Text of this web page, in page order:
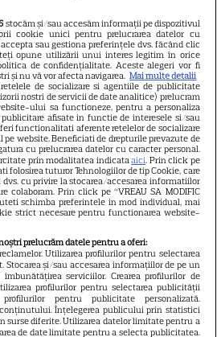
pentru femei
GSP
mondene
Avantaje
Elle
Unica
practice
NE PE
– Toate Drepturile rezervate
stocăm și/sau accesăm informații pe dispozitivul
cookie unici pentru prelucrarea datelor cu
sau gestiona preferințele dvs. făcând clic
opune utilizării unui interes legitim în orice
de confidențialitate. Aceste alegeri vor fi
și nu vă vor afecta navigarea. Mai multe detalii
de socializare si agentiile de publicitate
nostri de servicii de date analitice) prelucram
ului sa functioneze, pentru a personaliza
afisate in functie de interesele si/sau
functionalitati aferente retelelor de socializare
website. Beneficiati de drepturile prevazute de
cu prelucrarea datelor cu caracter personal.
prin modalitatea indicataaici. Prin click pe
folosirea tuturor Tehnologiilor de tip Cookie, care
cu privire la stocarea/accesarea informatiilor
colaboram. Prin click pe “VREAU SA MODIFIC
puteti schimba preferintele in mod individual, mai
strict necesare pentru functionarea website-
prelucrăm datele pentru a oferi:
Utilizarea profilurilor pentru selectarea
și/sau accesarea informațiilor de pe un
îmbunătățirea serviciilor. Crearea profilurilor de
profilurilor pentru selectarea publicității
profilurilor pentru publicitate personalizată.
Înțelegerea publicului prin statistici
surse diferite. Utilizarea datelor limitate pentru a
de date limitate pentru a selecta publicitatea.